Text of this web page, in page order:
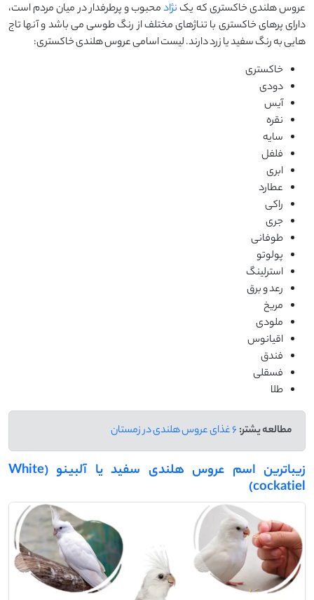
عروس هلندی خاکستری که یکنژادمحبوب و پرطرفدار در میان مردم است،
دارای پرهای خاکستری با تناژهای مختلف از رنگ طوسی می باشد و آنها تاج
هایی به رنگ سفید یا زرد دارند. لیست اسامی عروس هلندی خاکستری:
خاکستری
دودی
آیس
نقره
سایه
فلفل
ابری
عطارد
راکی
جری
طوفانی
پولوتو
استرلینگ
رعد و برق
مریخ
ملودی
اقیانوس
فندق
فسقلی
طلا
مطالعه یشتر: 6 غذای عروس هلندی در زمستان
زیباترین اسم عروس هلندی سفید یا آلبینو (White
cockatiel)